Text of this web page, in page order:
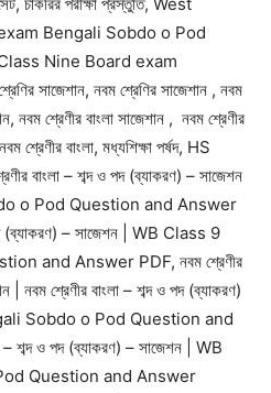
Bengali Sobdo o Pod
Nine Board exam
সাজেশান, নবম শ্রেণির সাজেশান , নবম
নবম শ্রেণীর বাংলা সাজেশান , নবম শ্রেণীর
শ্রেণীর বাংলা, মধ্যশিক্ষা পর্ষদ, HS
বাংলা – শব্দ ও পদ (ব্যাকরণ) – সাজেশন
o Pod Question and Answer
(ব্যাকরণ) – সাজেশন | WB Class 9
and Answer PDF, নবম শ্রেণীর
| নবম শ্রেণীর বাংলা – শব্দ ও পদ (ব্যাকরণ)
Sobdo o Pod Question and
শব্দ ও পদ (ব্যাকরণ) – সাজেশন | WB
Question and Answer